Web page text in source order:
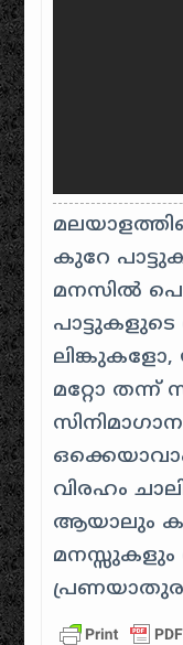
കുറേ
മനസിൽ
മറ്റോ തന്ന്
വിരഹം
ആയാലും